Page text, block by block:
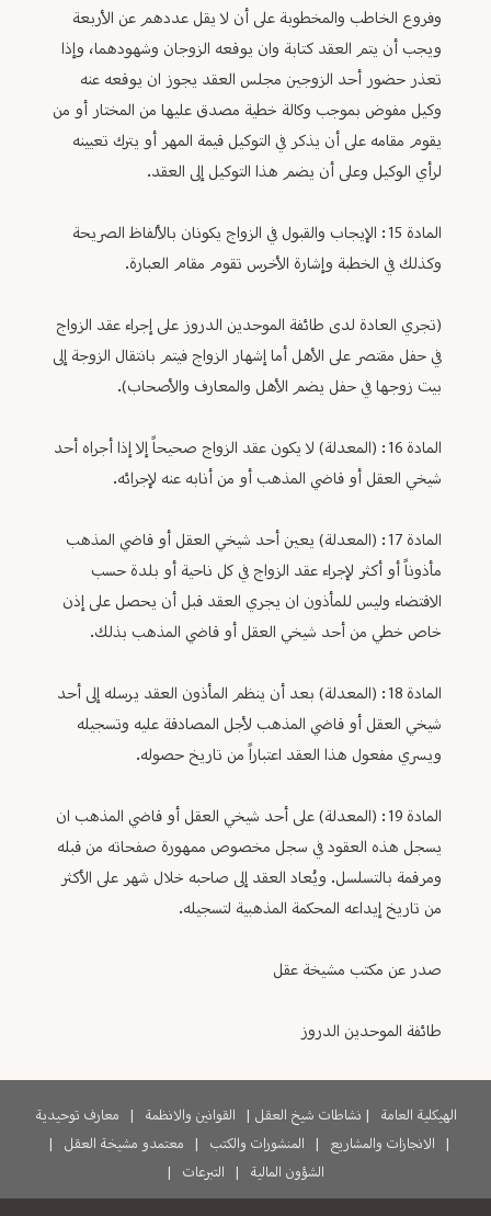
وفروع الخاطب والمخطوبة على أن لا يقل عددهم عن الأربعة
ويجب أن يتم العقد كتابة وان يوقعه الزوجان وشهودهما، وإذا
تعذر حضور أحد الزوجين مجلس العقد يجوز ان يوقعه عنه
وكيل مفوض بموجب وكالة خطية مصدق عليها من المختار أو من
يقوم مقامه على أن يذكر في التوكيل قيمة المهر أو يترك تعيينه
لرأي الوكيل وعلى أن يضم هذا التوكيل إلى العقد.
المادة 15: الإيجاب والقبول في الزواج يكونان بالألفاظ الصريحة
وكذلك في الخطبة وإشارة الأخرس تقوم مقام العبارة.
(تجري العادة لدى طائفة الموحدين الدروز على إجراء عقد الزواج
في حفل مقتصر على الأهل أما إشهار الزواج فيتم بانتقال الزوجة إلى
بيت زوجها في حفل يضم الأهل والمعارف والأصحاب).
المادة 16: (المعدلة) لا يكون عقد الزواج صحيحاً إلا إذا أجراه أحد
شيخي العقل أو قاضي المذهب أو من أنابه عنه لإجرائه.
المادة 17: (المعدلة) يعين أحد شيخي العقل أو قاضي المذهب
مأذوناً أو أكثر لإجراء عقد الزواج في كل ناحية أو بلدة حسب
الاقتضاء وليس للمأذون ان يجري العقد قبل أن يحصل على إذن
خاص خطي من أحد شيخي العقل أو قاضي المذهب بذلك.
المادة 18: (المعدلة) بعد أن ينظم المأذون العقد يرسله إلى أحد
شيخي العقل أو قاضي المذهب لأجل المصادقة عليه وتسجيله
ويسري مفعول هذا العقد اعتباراً من تاريخ حصوله.
المادة 19: (المعدلة) على أحد شيخي العقل أو قاضي المذهب ان
يسجل هذه العقود في سجل مخصوص ممهورة صفحاته من قبله
ومرقمة بالتسلسل. ويُعاد العقد إلى صاحبه خلال شهر على الأكثر
من تاريخ إيداعه المحكمة المذهبية لتسجيله.
صدر عن مكتب مشيخة عقل
طائفة الموحدين الدروز
الهيكلية العامة | نشاطات شيخ العقل | القوانين والانظمة |
معارف توحيدية
|
الانجازات والمشاريع | المنشورات والكتب | معتمدو مشيخة العقل
|
الشؤون المالية
| التبرعات |